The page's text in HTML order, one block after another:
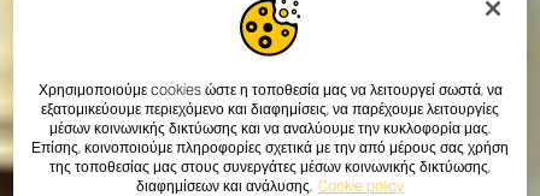
Χρησιμοποιούμε cookies ώστε η τοποθεσία μας να λειτουργεί σωστά, να
εξατομικεύουμε περιεχόμενο και διαφημίσεις, να παρέχουμε λειτουργίες
μέσων κοινωνικής δικτύωσης και να αναλύουμε την κυκλοφορία μας.
Επίσης, κοινοποιούμε πληροφορίες σχετικά με την από μέρους σας χρήση
της τοποθεσίας μας στους συνεργάτες μέσων κοινωνικής δικτύωσης,
διαφημίσεων και ανάλυσης. Cookie policy